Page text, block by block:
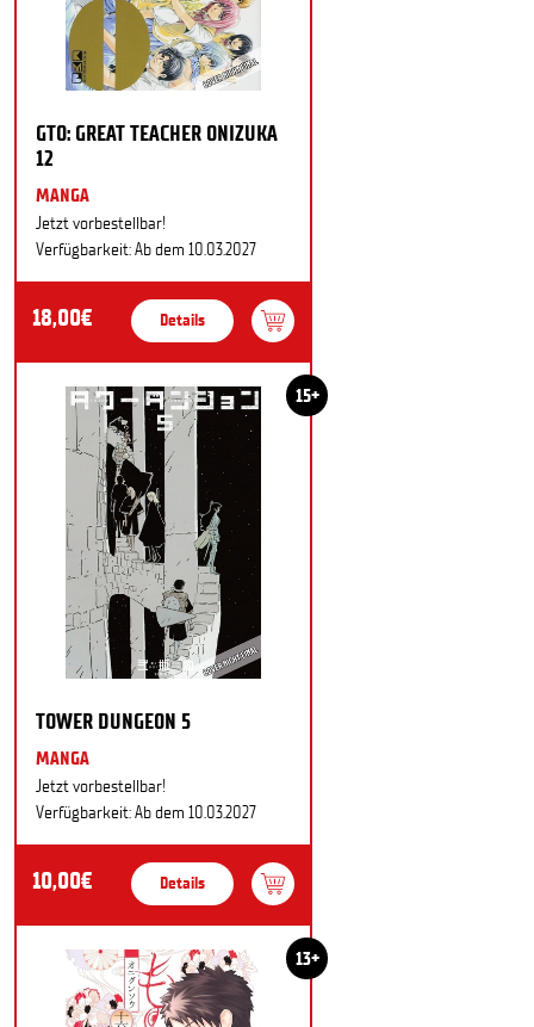
GTO: GREAT TEACHER ONIZUKA
12
MANGA
Jetzt vorbestellbar!
Verfügbarkeit: Ab dem 10.03.2027
18,00€ Details
15+
TOWER DUNGEON 5
MANGA
Jetzt vorbestellbar!
Verfügbarkeit: Ab dem 10.03.2027
10,00€ Details
13+